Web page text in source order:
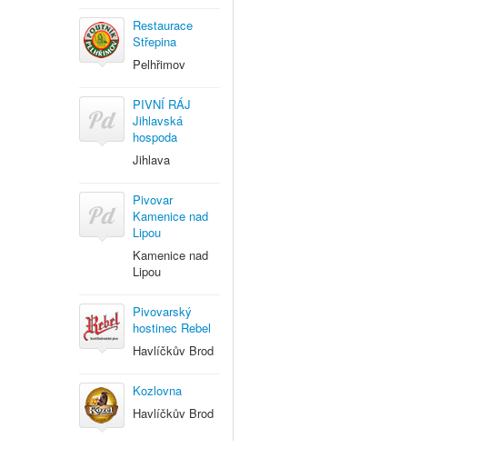
Restaurace
Střepina
Pelhřimov
PIVNÍ RÁJ
Jihlavská
hospoda
Jihlava
Pivovar
Kamenice nad
Lipou
Kamenice nad
Lipou
Pivovarský
hostinec Rebel
Havlíčkův Brod
Kozlovna
Havlíčkův Brod